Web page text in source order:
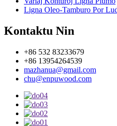
Ligna Oleo-Tamburo Por
Kontaktu Nin
+86 532 83233679
+86 13954264539
mazhanua@gmail.com
chu@enpuwood.com